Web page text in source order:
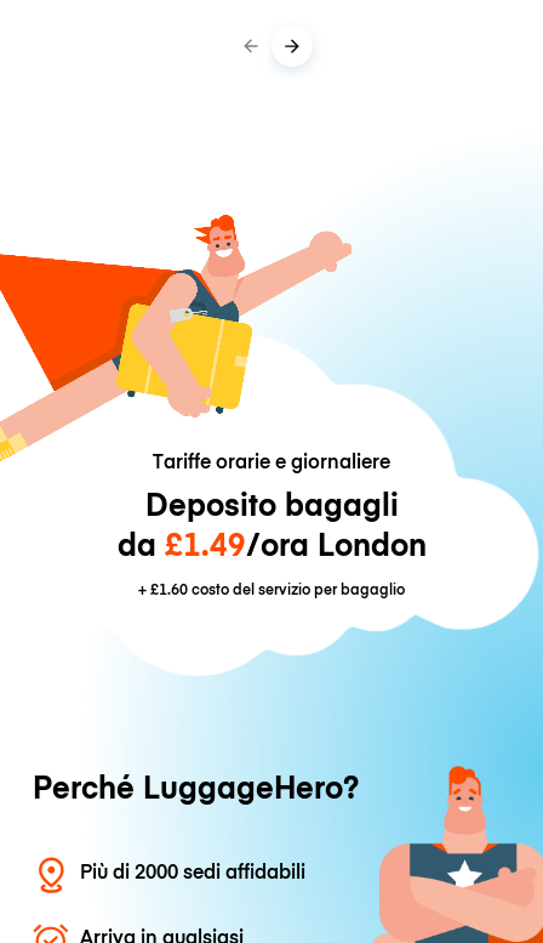
Tariffe orarie e giornaliere
Deposito bagagli
da £1.49/ora London
+£1.60costo del servizio per bagaglio
Perché LuggageHero?
Più di 2000 sedi affidabili
Arriva in qualsiasi